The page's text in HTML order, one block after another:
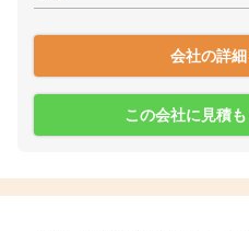
会社の詳
この会社に見積